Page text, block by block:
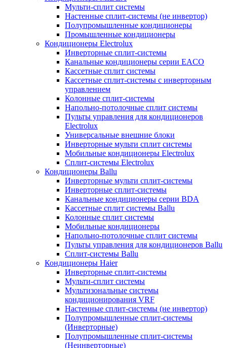
Мульти-сплит системы
Настенные сплит-системы (не инвертор)
Полупромышленные кондиционеры
Промышленные кондиционеры
Кондиционеры Electrolux
Инверторные сплит-системы
Канальные кондиционеры серии EACO
Кассетные сплит системы
Кассетные сплит-системы с инверторным
управлением
Колонные сплит-системы
Напольно-потолочные сплит системы
Пульты управления для кондиционеров
Electrolux
Универсальные внешние блоки
Инверторные мульти сплит системы
Мобильные кондиционеры Electrolux
Сплит-системы Electrolux
Кондиционеры Ballu
Инверторные мульти сплит-системы
Инверторные сплит-системы
Канальные кондиционеры серии BDA
Кассетные сплит системы Ballu
Колонные сплит системы
Мобильные кондиционеры
Напольно-потолочные сплит системы
Пульты управления для кондиционеров Ballu
Сплит-системы Ballu
Кондиционеры Haier
Инверторные сплит-системы
Мульти-сплит системы
Мультизональные системы
кондиционирования VRF
Настенные сплит-системы (не инвертор)
Полупромышленные сплит-системы
(Инверторные)
Полупромышленные сплит-системы
(Неинверторные)